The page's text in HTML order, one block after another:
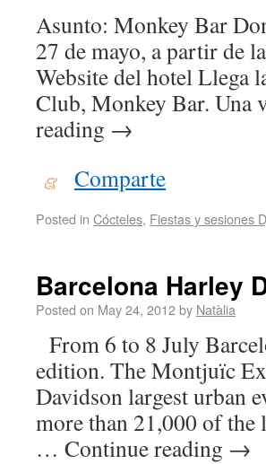
Asunto: Monkey Bar
27 de mayo, a partir de
Website del hotel Llega
Club, Monkey Bar. Una
reading →
Comparte
Posted in Cócteles, Fiestas y sesiones
Barcelona Harley
Posted on May 24, 2012by Natàlia
From 6 to 8 July
edition. The Montjuïc
Davidson largest urban
more than 21,000 of
… Continue reading →